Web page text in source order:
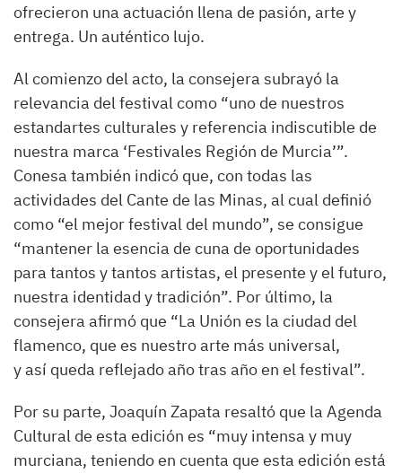
ofrecieron una actuación llena de pasión, arte y
entrega. Un auténtico lujo.
Al comienzo del acto, la consejera subrayó la
relevancia del festival como “uno de nuestros
estandartes culturales y referencia indiscutible de
nuestra marca ‘Festivales Región de Murcia’”.
Conesa también indicó que, con todas las
actividades del Cante de las Minas, al cual definió
como “el mejor festival del mundo”, se consigue
“mantener la esencia de cuna de oportunidades
para tantos y tantos artistas, el presente y el futuro,
nuestra identidad y tradición”. Por último, la
consejera afirmó que “La Unión es la ciudad del
flamenco, que es nuestro arte más universal,
y así queda reflejado año tras año en el festival”.
Por su parte, Joaquín Zapata resaltó que la Agenda
Cultural de esta edición es “muy intensa y muy
murciana, teniendo en cuenta que esta edición está